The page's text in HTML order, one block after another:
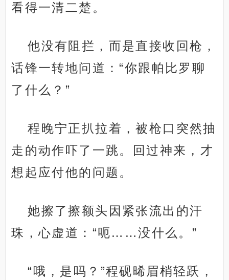
看得一清二楚。
他没有阻拦，而是直接收回枪，
话锋一转地问道：“你跟帕比罗聊
了什么？”
程晚宁正扒拉着，被枪口突然抽
走的动作吓了一跳。回过神来，才
想起应付他的问题。
她擦了擦额头因紧张流出的汗
珠，心虚道：“呃……没什么。”
“哦，是吗？”程砚晞眉梢轻跃，